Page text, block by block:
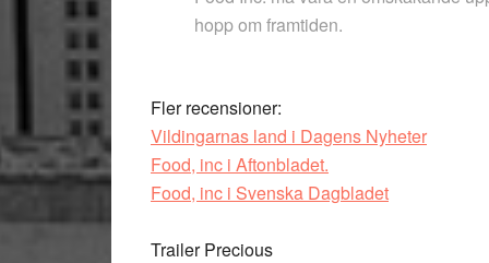
hopp om framtiden.
Fler recensioner:
Vildingarnas land i Dagens Nyheter
Food, inc i Aftonbladet.
Food, inc i Svenska Dagbladet
Trailer Precious